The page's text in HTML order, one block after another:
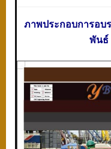
ภาพประกอบการอบ
พันธ์